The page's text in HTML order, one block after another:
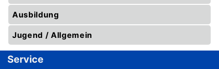
Ausbildung
Jugend / Allgemein
Service